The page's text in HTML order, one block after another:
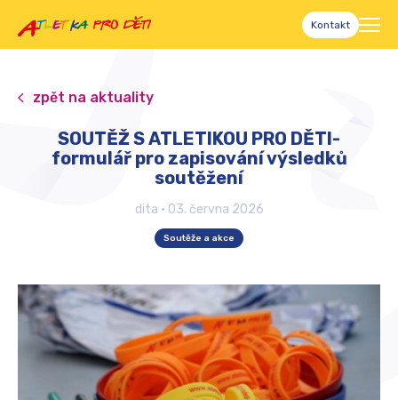
Kontakt
zpět na aktuality
SOUTĚŽ S ATLETIKOU PRO DĚTI-
formulář pro zapisování výsledků
soutěžení
dita • 03. června 2026
Soutěže a akce